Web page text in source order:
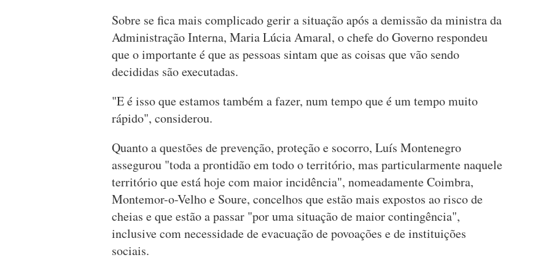
Sobre se fica mais complicado gerir a situação após a demissão da ministra da
Administração Interna, Maria Lúcia Amaral, o chefe do Governo respondeu
que o importante é que as pessoas sintam que as coisas que vão sendo
decididas são executadas.
"E é isso que estamos também a fazer, num tempo que é um tempo muito
rápido", considerou.
Quanto a questões de prevenção, proteção e socorro, Luís Montenegro
assegurou "toda a prontidão em todo o território, mas particularmente naquele
território que está hoje com maior incidência", nomeadamente Coimbra,
Montemor-o-Velho e Soure, concelhos que estão mais expostos ao risco de
cheias e que estão a passar "por uma situação de maior contingência",
inclusive com necessidade de evacuação de povoações e de instituições
sociais.